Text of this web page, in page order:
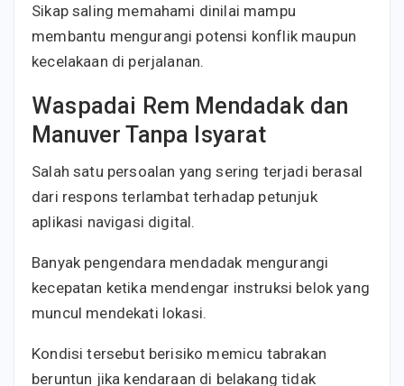
Sikap saling memahami dinilai mampu
membantu mengurangi potensi konflik maupun
kecelakaan di perjalanan.
Waspadai Rem Mendadak dan
Manuver Tanpa Isyarat
Salah satu persoalan yang sering terjadi berasal
dari respons terlambat terhadap petunjuk
aplikasi navigasi digital.
Banyak pengendara mendadak mengurangi
kecepatan ketika mendengar instruksi belok yang
muncul mendekati lokasi.
Kondisi tersebut berisiko memicu tabrakan
beruntun jika kendaraan di belakang tidak